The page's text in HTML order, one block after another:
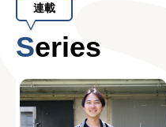
連載
Series